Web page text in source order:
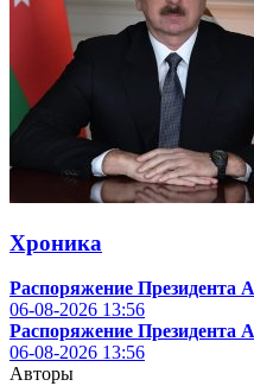
Хроника
Распоряжение Президента
06-08-2026 13:56
Распоряжение Президента
06-08-2026 13:56
Авторы